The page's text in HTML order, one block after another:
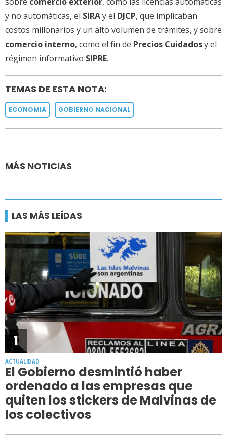
y no automáticas, el SIRAy el DJCP, que implicaban
costos millonarios y un alto volumen de trámites, y sobre
comercio interno, como el fin de Precios Cuidadosy el
régimen informativo SIPRE.
TEMAS DE ESTA NOTA:
ECONOMIA GOBIERNO NACIONAL
MÁS NOTICIAS
LAS MÁS LEÍDAS
1
ACTUALIDAD
El Gobierno desmintió haber
ordenado a las empresas que
quiten los stickers de Malvinas de
los colectivos